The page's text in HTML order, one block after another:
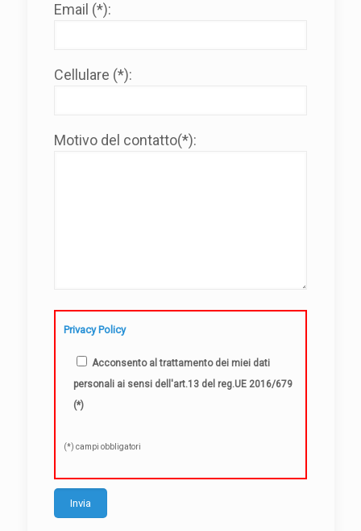
Email (*):
Cellulare (*):
Motivo del contatto(*):
Privacy Policy
Acconsento al trattamento dei miei dati
personali ai sensi dell'art.13 del reg.UE 2016/679
(*)
(*) campi obbligatori